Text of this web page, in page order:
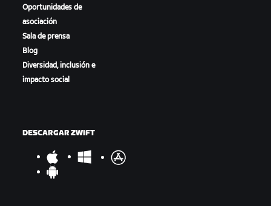
Oportunidades de
asociación
Sala de prensa
Blog
Diversidad, inclusión e
impacto social
DESCARGAR ZWIFT